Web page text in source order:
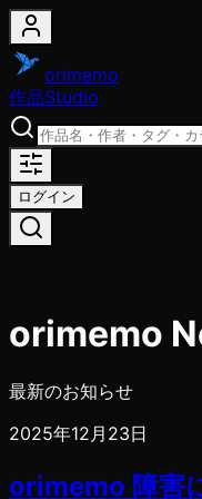
orimemo
作品Studio
ログイン
orimemo
最新のお知らせ
2025年12月23日
orimemo 障害